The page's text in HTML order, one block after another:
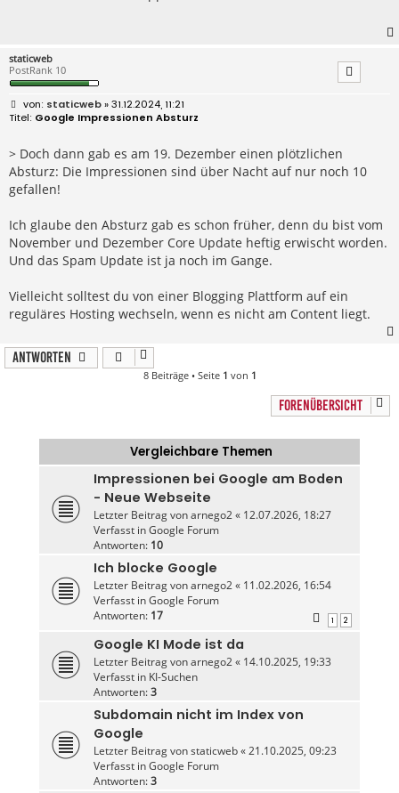
staticweb
PostRank 10
B
e
i
r
a
g
staticweb» 31.12.2024, 11:21
Google Impressionen Absturz
> Doch dann gab es am 19. Dezember einen plötzlichen
Absturz: Die Impressionen sind über Nacht auf nur noch 10
gefallen!
Ich glaube den Absturz gab es schon früher, denn du bist vom
November und Dezember Core Update heftig erwischt worden.
Und das Spam Update ist ja noch im Gange.
Vielleicht solltest du von einer Blogging Plattform auf ein
reguläres Hosting wechseln, wenn es nicht am Content liegt.
Antworten
8 Beiträge • Seite 1 von 1
FORENÜBERSICHT
Vergleichbare Themen
Impressionen bei Google am Boden
- Neue Webseite
Letzter Beitrag vonarnego2« 12.07.2026, 18:27
Verfasst inGoogle Forum
Antworten: 10
Ich blocke Google
Letzter Beitrag vonarnego2« 11.02.2026, 16:54
Verfasst inGoogle Forum
Antworten: 17 1 2
Google KI Mode ist da
Letzter Beitrag vonarnego2« 14.10.2025, 19:33
Verfasst in KI-Suchen
Antworten:3
Subdomain nicht im Index von
Google
Letzter Beitrag vonstaticweb«21.10.2025, 09:23
Verfasst inGoogle Forum
Antworten:3